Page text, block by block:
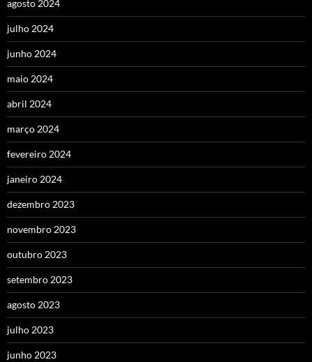
agosto 2024
julho 2024
junho 2024
maio 2024
abril 2024
março 2024
fevereiro 2024
janeiro 2024
dezembro 2023
novembro 2023
outubro 2023
setembro 2023
agosto 2023
julho 2023
junho 2023